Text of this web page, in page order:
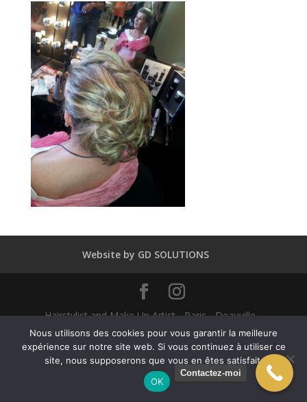
Website by GD SOLUTIONS
Hairstylist and Make Up Artist - Paris - Deauville -
Dubaï - New York - Alexandra Mathieu 2025
Contactez-moi
English Français(French)
Nous utilisons des cookies pour vous garantir la meilleure
expérience sur notre site web. Si vous continuez à utiliser ce
site, nous supposerons que vous en êtes satisfait.
OK